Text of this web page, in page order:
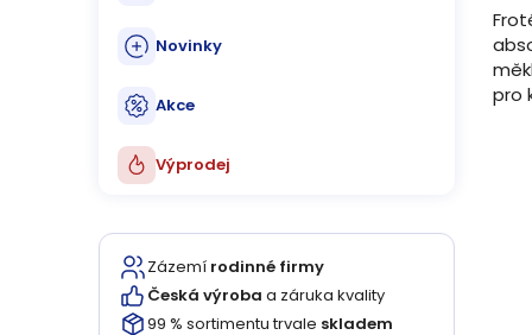
Novinky
Akce
Výprodej
Zázemí rodinné firmy
Česká výroba a záruka kvality
99 % sortimentu trvale skladem
pro